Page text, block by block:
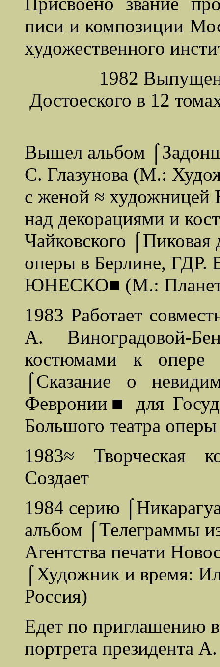
писи и композиции
художественного
1982
Достоеского в 12
Вышел альбом
С. Глазунова (М.:
с женой ≈ художницей
над декорациями и
Чайковского ⌠Пиковая
оперы в Берлине,
ЮНЕСКО■ (М.:
1983 Работает
А. Виноградовой-
костюмами к опере
⌠Сказание о
Февронии■ для
Большого театра
1983≈ Творческая
Создает
1984 серию
альбом ⌠Телеграммы
Агентства печати
⌠Художник и время:
Россия)
Едет по приглашению
портрета президента